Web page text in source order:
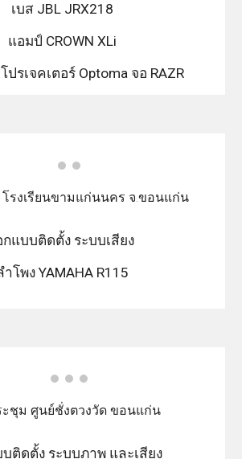
เบส JBL JRX218
แอมป์ CROWN XLi
ปรเจคเตอร์ Optoma จอ RAZR
รงเรียนขามแก่นนคร จ.ขอนแก่น
กแบบติดตั้ง ระบบเสียง
ำโพง YAMAHA R115
ชุม ศูนย์ชั่งตวงวัด ขอนแก่น
ติดตั้ง ระบบภาพ และเสียง